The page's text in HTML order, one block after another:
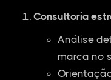
Consultoria
Análise
marca no